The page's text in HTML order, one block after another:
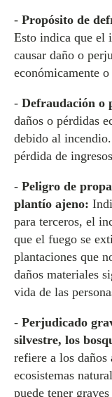
- Propósito de
Esto indica que el
causar daño o
económicamente
- Defraudación o
daños o pérdidas
debido al
pérdida de
- Peligro de
plantío ajeno:
para terceros, el
que el fuego se
plantaciones que
daños materiales
vida de las
- Perjudicado
silvestre, los
refiere a los
ecosistemas
puede tener